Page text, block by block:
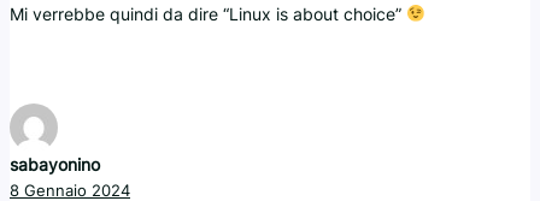
Mi verrebbe quindi da dire “Linux is about choice”
sabayonino
8 Gennaio 2024